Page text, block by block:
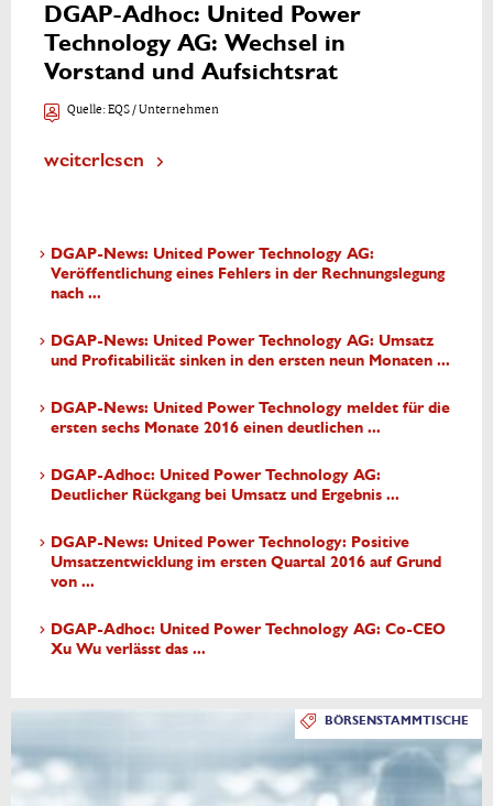
DGAP-Adhoc: United Power
Technology AG: Wechsel in
Vorstand und Aufsichtsrat
Quelle:EQS / Unternehmen
weiterlesen
DGAP-News: United Power Technology AG:
Veröffentlichung eines Fehlers in der Rechnungslegung
nach ...
DGAP-News: United Power Technology AG: Umsatz
und Profitabilität sinken in den ersten neun Monaten ...
DGAP-News: United Power Technology meldet für die
ersten sechs Monate 2016 einen deutlichen ...
DGAP-Adhoc: United Power Technology AG:
Deutlicher Rückgang bei Umsatz und Ergebnis ...
DGAP-News: United Power Technology: Positive
Umsatzentwicklung im ersten Quartal 2016 auf Grund
von ...
DGAP-Adhoc: United Power Technology AG: Co-CEO
Xu Wu verlässt das ...
BÖRSENSTAMMTISCHE